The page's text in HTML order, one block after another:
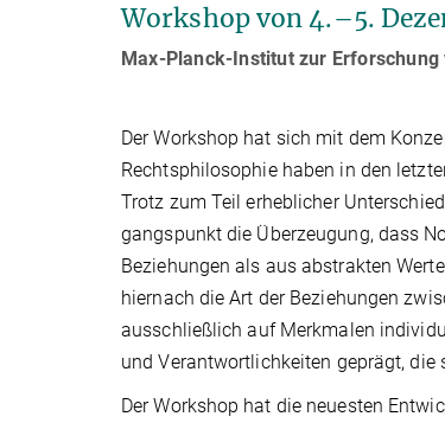
Workshop von 4.–5.
Max-Planck-Institut zur
Der Workshop hat sich mit dem
Rechts­philosophie haben in den
Trotz zum Teil erheblicher
gangs­punkt die Überzeugung, dass
Beziehungen als aus abstrakten
hiernach die Art der Beziehungen
ausschließlich auf Merkmalen
und Verantwort­lich­keiten geprägt, die
Der Workshop hat die neuesten